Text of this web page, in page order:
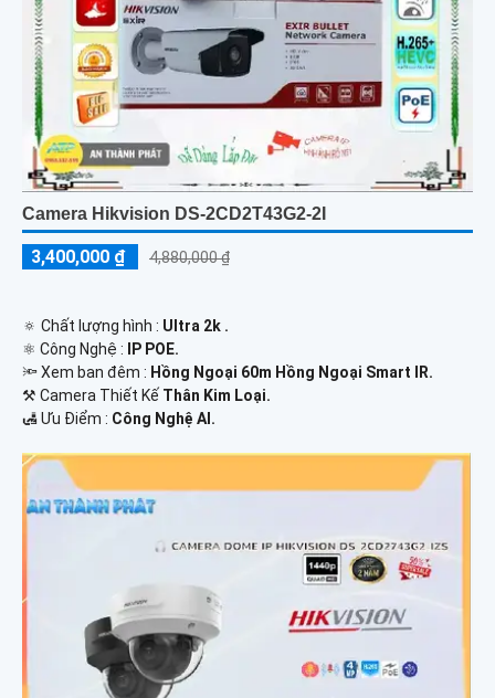
Camera Hikvision DS-2CD2T43G2-2I
3,400,000 ₫ 4,880,000 ₫
🔅 Chất lượng hình : Ultra 2k .
⚛️ Công Nghệ :
IP POE.
🔦 Xem ban đêm : Hồng Ngoại 60m Hồng Ngoại Smart IR.
⚒ Camera Thiết Kế Thân Kim Loại.
️🛃 Ưu Điểm : Công Nghệ AI.